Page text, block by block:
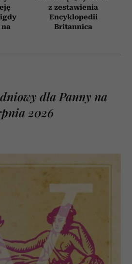
z zestawienia
Encyklopedii
Britannica
dla Panny na
2026